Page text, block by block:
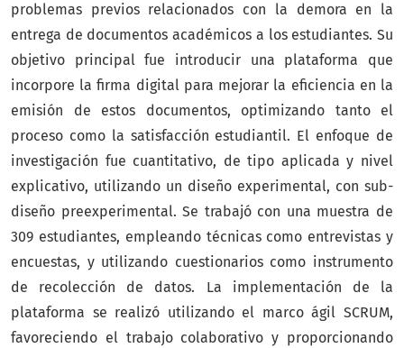
problemas previos relacionados con la demora en la
entrega de documentos académicos a los estudiantes. Su
objetivo principal fue introducir una plataforma que
incorpore la firma digital para mejorar la eficiencia en la
emisión de estos documentos, optimizando tanto el
proceso como la satisfacción estudiantil. El enfoque de
investigación fue cuantitativo, de tipo aplicada y nivel
explicativo, utilizando un diseño experimental, con sub-
diseño preexperimental. Se trabajó con una muestra de
309 estudiantes, empleando técnicas como entrevistas y
encuestas, y utilizando cuestionarios como instrumento
de recolección de datos. La implementación de la
plataforma se realizó utilizando el marco ágil SCRUM,
favoreciendo el trabajo colaborativo y proporcionando